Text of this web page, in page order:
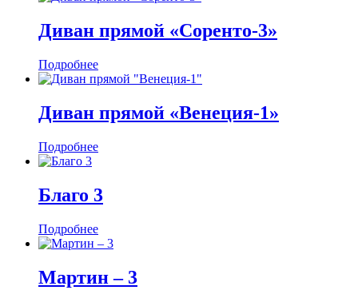
Диван прямой «Соренто-3»
Подробнее
Диван прямой «Венеция-1»
Подробнее
Благо 3
Подробнее
Мартин ‒ 3